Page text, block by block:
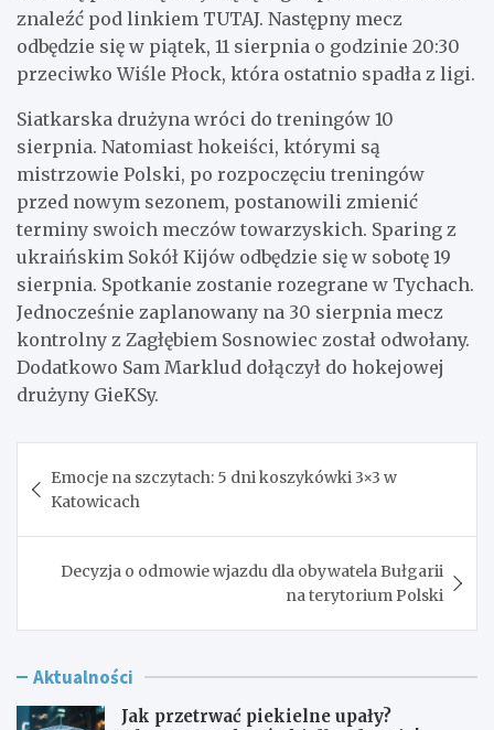
znaleźć pod linkiem TUTAJ. Następny mecz
odbędzie się w piątek, 11 sierpnia o godzinie 20:30
przeciwko Wiśle Płock, która ostatnio spadła z ligi.
Siatkarska drużyna wróci do treningów 10
sierpnia. Natomiast hokeiści, którymi są
mistrzowie Polski, po rozpoczęciu treningów
przed nowym sezonem, postanowili zmienić
terminy swoich meczów towarzyskich. Sparing z
ukraińskim Sokół Kijów odbędzie się w sobotę 19
sierpnia. Spotkanie zostanie rozegrane w Tychach.
Jednocześnie zaplanowany na 30 sierpnia mecz
kontrolny z Zagłębiem Sosnowiec został odwołany.
Dodatkowo Sam Marklud dołączył do hokejowej
drużyny GieKSy.
wpisu
Emocje na szczytach: 5 dni koszykówki 3×3 w
Katowicach
Decyzja o odmowie wjazdu dla obywatela Bułgarii
na terytorium Polski
Aktualności
Jak przetrwać piekielne upały?